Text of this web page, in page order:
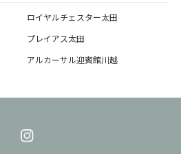
ロイヤルチェスター太田
プレイアス太田
アルカーサル迎賓館川越